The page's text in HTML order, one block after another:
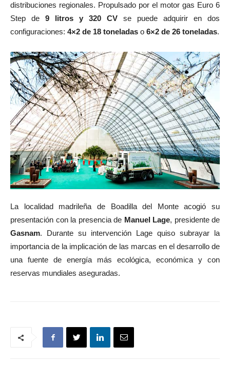
distribuciones regionales. Propulsado por el motor gas Euro 6
Step de 9 litros y 320 CV se puede adquirir en dos
configuraciones: 4×2 de 18 toneladas o 6×2 de 26 toneladas.
La localidad madrileña de Boadilla del Monte acogió su
presentación con la presencia de Manuel Lage, presidente de
Gasnam. Durante su intervención Lage quiso subrayar la
importancia de la implicación de las marcas en el desarrollo de
una fuente de energía más ecológica, económica y con
reservas mundiales aseguradas.